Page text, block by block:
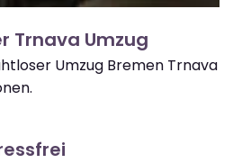
Trnava Umzug
Umzug Bremen Trnava